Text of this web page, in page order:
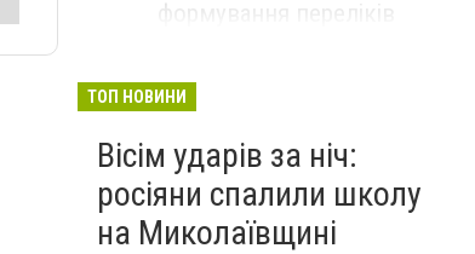
ТОП НОВИНИ
Вісім ударів за ніч:
росіяни спалили школу
на Миколаївщині